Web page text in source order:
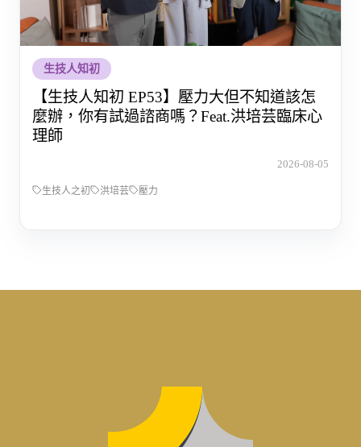
生技人知初
【生技人知初 EP53】壓力大但不知道該怎
麼辦，你有試過諮商嗎？Feat.洪培芸臨床心
理師
2026-08-05
生技人之初 洪培芸 壓力